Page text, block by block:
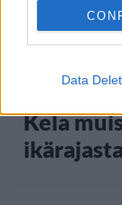
Data
UUTISET
Kela
ikärajasta